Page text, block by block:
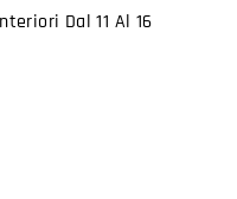
Dal 11 Al 16